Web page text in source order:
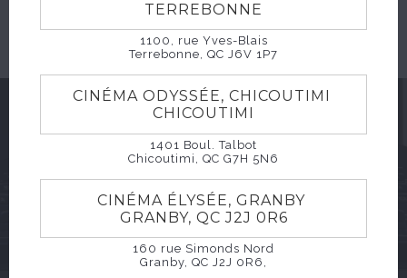
There are no film sessions available for the
selected film Les Furies
GARDONS CONTACT
TERREBONNE
1100, rue Yves-Blais
Terrebonne, QC J6V 1P7
CINÉMA ODYSSÉE, CHICOUTIMI
CHICOUTIMI
1401 Boul. Talbot
Chicoutimi, QC G7H 5N6
CINÉMA ÉLYSÉE, GRANBY
GRANBY, QC J2J 0R6
160 rue Simonds Nord
Granby, QC J2J 0R6,